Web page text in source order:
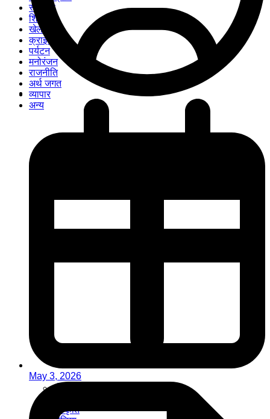
स्वास्थ्य
शिक्षा
खेल
क्राइम
पर्यटन
मनोरंजन
राजनीति
अर्थ जगत
व्यापार
अन्य
मौसम
संस्कृति
May 3, 2026